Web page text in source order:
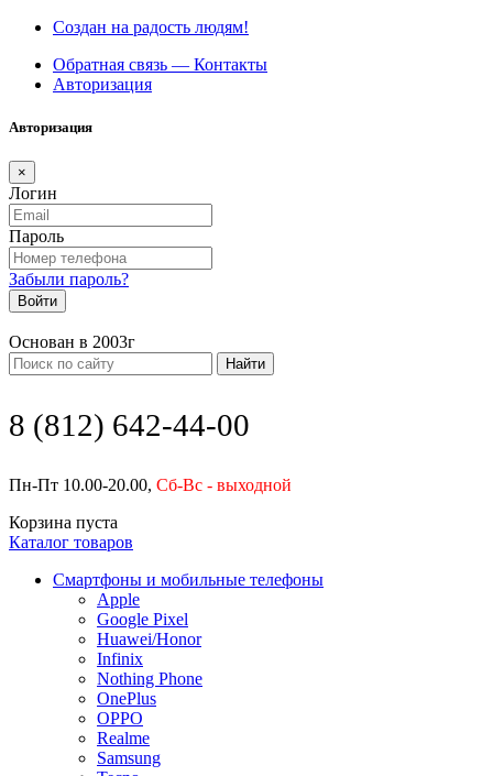
Создан на радость людям!
Обратная связь — Контакты
Авторизация
Авторизация
×
Логин
Пароль
Забыли пароль?
Войти
Основан в 2003г
Найти
8 (812) 642-44-00
Пн-Пт 10.00-20.00, Сб-Вс - выходной
Корзина пуста
Каталог товаров
Смартфоны и мобильные телефоны
Apple
Google Pixel
Huawei/Honor
Infinix
Nothing Phone
OnePlus
OPPO
Realme
Samsung